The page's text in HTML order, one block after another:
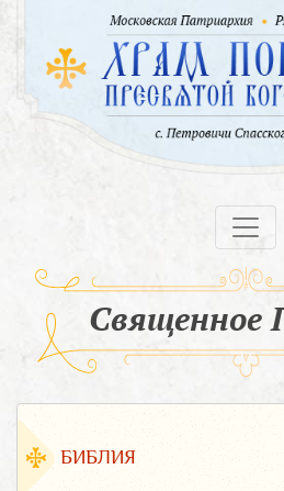
Священное
БИБЛИЯ